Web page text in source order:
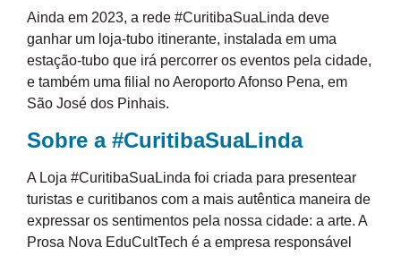
Ainda em 2023, a rede #CuritibaSuaLinda deve
ganhar um loja-tubo itinerante, instalada em uma
estação-tubo que irá percorrer os eventos pela cidade,
e também uma filial no Aeroporto Afonso Pena, em
São José dos Pinhais.
Sobre a #CuritibaSuaLinda
A Loja #CuritibaSuaLinda foi criada para presentear
turistas e curitibanos com a mais autêntica maneira de
expressar os sentimentos pela nossa cidade: a arte. A
Prosa Nova EduCultTech é a empresa responsável